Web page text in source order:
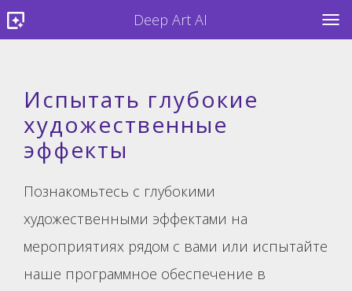
Deep Art AI
Испытать глубокие
художественные
эффекты
Познакомьтесь с глубокими
художественными эффектами на
мероприятиях рядом с вами или испытайте
наше программное обеспечение в